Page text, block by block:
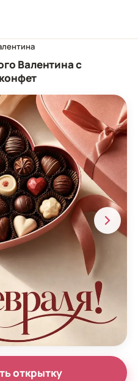
Валентина с
открытку